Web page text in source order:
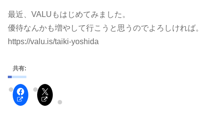
最近、VALUもはじめてみました。
優待なんかも増やして行こうと思うのでよろしければ。
https://valu.is/taiki-yoshida
共有: